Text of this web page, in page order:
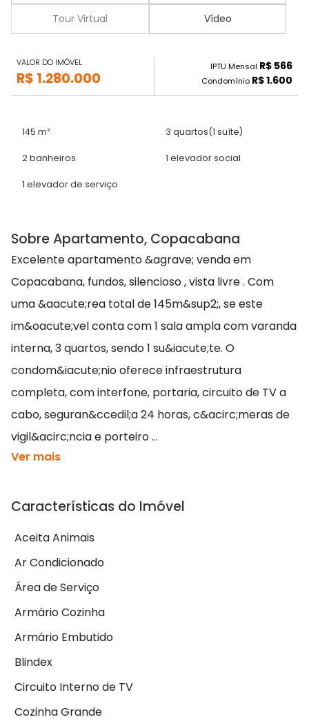
Tour Virtual Vídeo
VALOR DO IMÓVEL
R$ 1.280.000
IPTU Mensal R$ 566
Condomínio R$ 1.600
145 m² 3 quartos(1 suíte)
2 banheiros 1 elevador social
1 elevador de serviço
Sobre Apartamento, Copacabana
Excelente apartamento &agrave; venda em
Copacabana, fundos, silencioso , vista livre . Com
uma &aacute;rea total de 145m&sup2;, se este
im&oacute;vel conta com 1 sala ampla com varanda
interna, 3 quartos, sendo 1 su&iacute;te. O
condom&iacute;nio oferece infraestrutura
completa, com interfone, portaria, circuito de TV a
cabo, seguran&ccedil;a 24 horas, c&acirc;meras de
vigil&acirc;ncia e porteiro ...
Ver mais
Características do Imóvel
Aceita Animais
Ar Condicionado
Área de Serviço
Armário Cozinha
Armário Embutido
Blindex
Circuito Interno de TV
Cozinha Grande